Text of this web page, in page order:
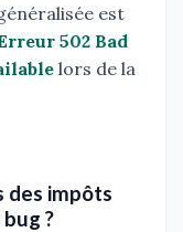
est
502 Bad
lors de la
des impôts
?